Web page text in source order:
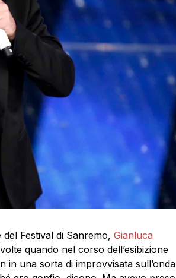
Festival di Sanremo, Gianluca
quando nel corso dell’esibizione
una sorta di improvvisata sull’onda